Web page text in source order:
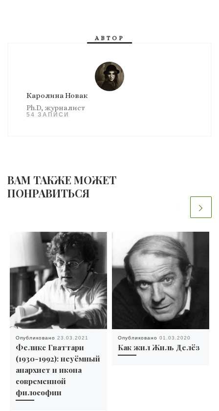
АВТОР
Каролина Новак
Ph.D, журналист
54 ЗАПИСИ
ВАМ ТАКЖЕ МОЖЕТ
ПОНРАВИТЬСЯ
Опубликовано 23.03.2021
Феликс Гваттари
(1930-1992): неуёмный
анархист и икона
современной
философии
Опубликовано 01.03.2020
Как жил Жиль Делёз